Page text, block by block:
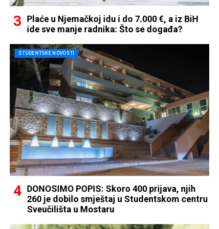
Plaće u Njemačkoj idu i do 7.000 €, a iz BiH
ide sve manje radnika: Što se događa?
STUDENTSKE NOVOSTI
DONOSIMO POPIS: Skoro 400 prijava, njih
260 je dobilo smještaj u Studentskom centru
Sveučilišta u Mostaru